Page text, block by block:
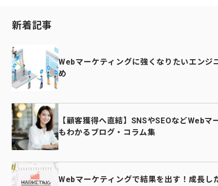
新着記事
Webマーケティングに強くなりたいエンジ
め
【顧客獲得へ直結】SNSやSEOなどWeb
もわかるブログ・コラム集
Webマーケティングで結果を出す！成長し